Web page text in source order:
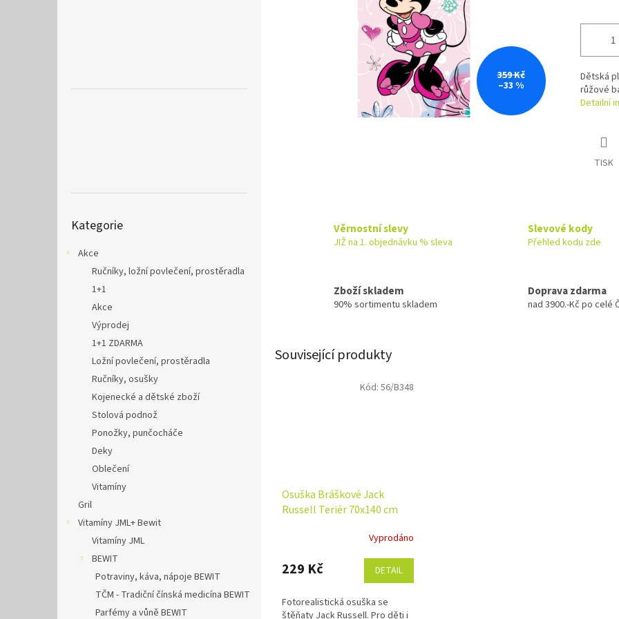
kategorie
Kategorie
Akce
Ručníky, ložní povlečení, prostěradla
1+1
Akce
Výprodej
1+1 ZDARMA
Ložní povlečení, prostěradla
Ručníky, osušky
Kojenecké a dětské zboží
Stolová podnož
Ponožky, punčocháče
Deky
Oblečení
Vitamíny
Gril
Vitamíny JML+ Bewit
Vitamíny JML
BEWIT
Potraviny, káva, nápoje BEWIT
TČM - Tradiční čínská medicína BEWIT
Parfémy a vůně BEWIT
359 Kč
–33 %
Dětská
růžové
Detailní
TISK
Věrnostní slevy
JIŽ na 1. objednávku % sleva
Slevové kody
Přehled kodu zde
Zboží skladem
90% sortimentu skladem
Doprava zdarma
nad 3900.-Kč po celé
Související produkty
Osuška Bráškové Jack
Russell Teriér 70x140 cm
Vyprodáno
229 Kč DETAIL
Fotorealistická osuška se
štěňaty Jack Russell. Pro děti i
Kód: 56/B348